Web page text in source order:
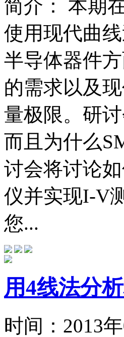
简介：
本期
使用现代曲
半导体器件
的需求以及
量极限。研
而且为什么
讨会将讨论
仪并实现I-V
您...
用4线法分
时间： 2013